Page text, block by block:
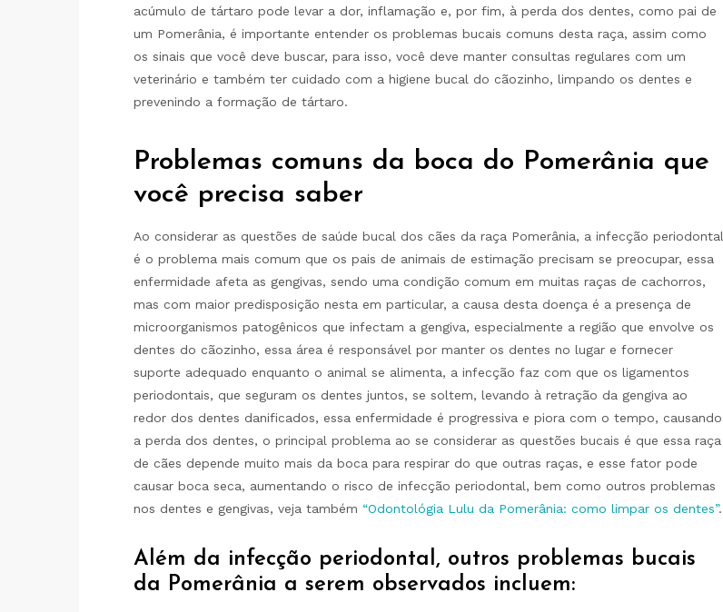
acúmulo de tártaro pode levar a dor, inflamação e, por fim, à perda dos dentes, como pai de
um Pomerânia, é importante entender os problemas bucais comuns desta raça, assim como
os sinais que você deve buscar, para isso, você deve manter consultas regulares com um
veterinário e também ter cuidado com a higiene bucal do cãozinho, limpando os dentes e
prevenindo a formação de tártaro.
Problemas comuns da boca do Pomerânia que
você precisa saber
Ao considerar as questões de saúde bucal dos cães da raça Pomerânia, a infecção periodontal
é o problema mais comum que os pais de animais de estimação precisam se preocupar, essa
enfermidade afeta as gengivas, sendo uma condição comum em muitas raças de cachorros,
mas com maior predisposição nesta em particular, a causa desta doença é a presença de
microorganismos patogênicos que infectam a gengiva, especialmente a região que envolve os
dentes do cãozinho, essa área é responsável por manter os dentes no lugar e fornecer
suporte adequado enquanto o animal se alimenta, a infecção faz com que os ligamentos
periodontais, que seguram os dentes juntos, se soltem, levando à retração da gengiva ao
redor dos dentes danificados, essa enfermidade é progressiva e piora com o tempo, causando
a perda dos dentes, o principal problema ao se considerar as questões bucais é que essa raça
de cães depende muito mais da boca para respirar do que outras raças, e esse fator pode
causar boca seca, aumentando o risco de infecção periodontal, bem como outros problemas
nos dentes e gengivas, veja também “Odontológia Lulu da Pomerânia: como limpar os dentes”.
Além da infecção periodontal, outros problemas bucais
da Pomerânia a serem observados incluem: